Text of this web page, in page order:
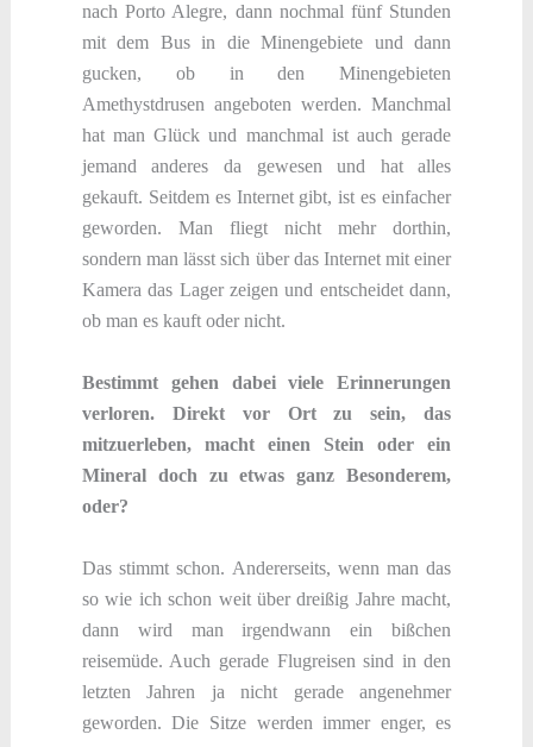
nach Porto Alegre, dann nochmal fünf Stunden
mit dem Bus in die Minengebiete und dann
gucken, ob in den Minengebieten
Amethystdrusen angeboten werden. Manchmal
hat man Glück und manchmal ist auch gerade
jemand anderes da gewesen und hat alles
gekauft. Seitdem es Internet gibt, ist es einfacher
geworden. Man fliegt nicht mehr dorthin,
sondern man lässt sich über das Internet mit einer
Kamera das Lager zeigen und entscheidet dann,
ob man es kauft oder nicht.
Bestimmt gehen dabei viele Erinnerungen
verloren. Direkt vor Ort zu sein, das
mitzuerleben, macht einen Stein oder ein
Mineral doch zu etwas ganz Besonderem,
oder?
Das stimmt schon. Andererseits, wenn man das
so wie ich schon weit über dreißig Jahre macht,
dann wird man irgendwann ein bißchen
reisemüde. Auch gerade Flugreisen sind in den
letzten Jahren ja nicht gerade angenehmer
geworden. Die Sitze werden immer enger, es